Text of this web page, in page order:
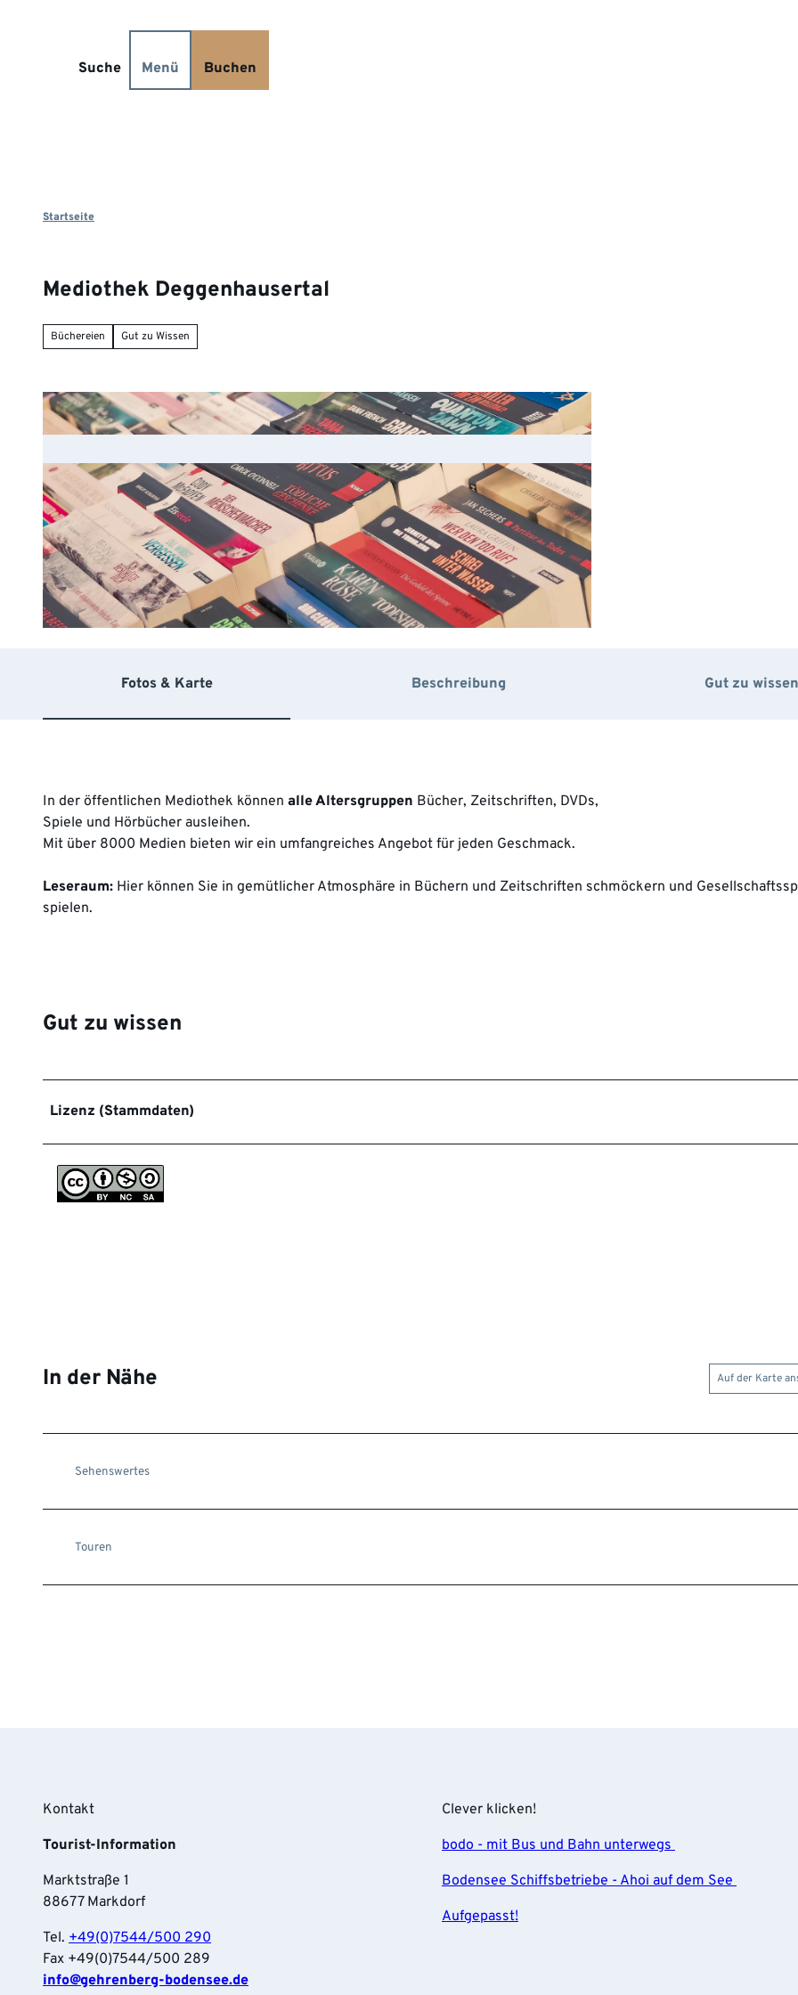
Suche Menü Buchen
Startseite
Mediothek Deggenhausertal
Büchereien Gut zu Wissen
Fotos & Karte Beschreibung Gut zu wissen
In der öffentlichen Mediothek können alle Altersgruppen Bücher, Zeitschriften, DVDs,
Spiele und Hörbücher ausleihen.
Mit über 8000 Medien bieten wir ein umfangreiches Angebot für jeden Geschmack.
Leseraum: Hier können Sie in gemütlicher Atmosphäre in Büchern und Zeitschriften schmöckern und
spielen.
Gut zu wissen
Lizenz (Stammdaten)
In der Nähe Auf der Karte
Sehenswertes
Touren
Kontakt
Tourist-Information
Marktstraße 1
88677 Markdorf
Tel. +49(0)7544/500 290
Fax +49(0)7544/500 289
info‎@gehrenberg-bodensee.de
Clever klicken!
bodo - mit Bus und Bahn unterwegs
Bodensee Schiffsbetriebe - Ahoi auf dem See
Aufgepasst!